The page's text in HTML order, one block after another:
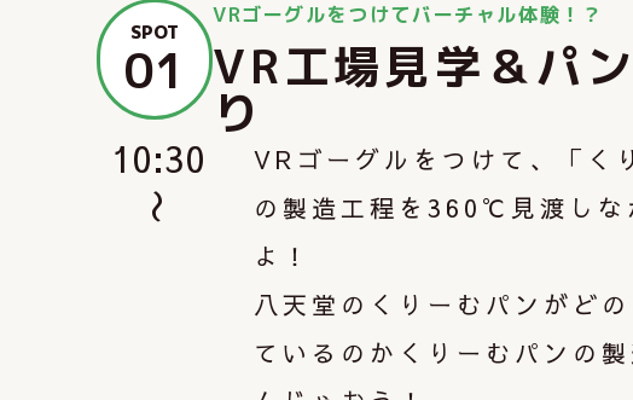
SPOT
01
VRゴーグルをつけてバーチャル体験！？
VR工場見学＆パ
り
10:30
VRゴーグルをつけて、「く
の製造工程を360℃見渡しな
よ！
八天堂のくりーむパンがど
ているのかくりーむパンの